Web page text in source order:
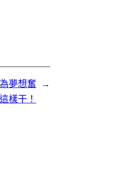
→
夢想奮
樣干！